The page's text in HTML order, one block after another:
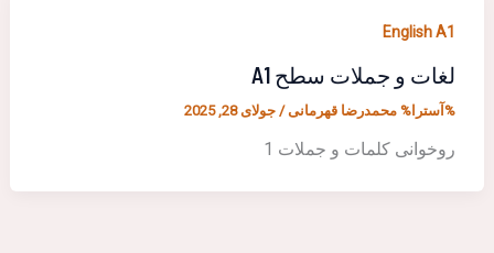
English A1
لغات و جملات سطح A1
%آسترا% محمدرضا قهرمانی/جولای 28, 2025
روخوانی کلمات و جملات 1